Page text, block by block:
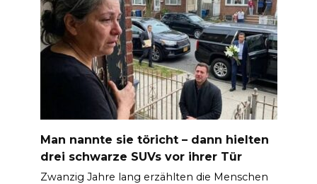
Man nannte sie töricht – dann hielten
drei schwarze SUVs vor ihrer Tür
Zwanzig Jahre lang erzählten die Menschen